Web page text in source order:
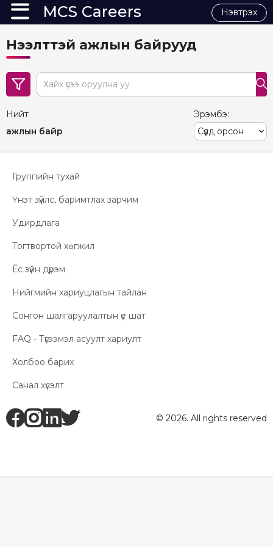
MCS Careers Нэвтрэх
Нээлттэй ажлын байрууд
search
Нийт
ажлын байр
Эрэмбэ:
Группийн тухай
Үнэт зүйлс, баримтлах зарчим
Удирдлага
Тогтвортой хөгжил
Ёс зүйн дүрэм
Нийгмийн хариуцлагын тайлан
Сонгон шалгаруулалтын үе шат
FAQ - Түгээмэл асуулт хариулт
Холбоо барих
Санал хүсэлт
fbig litw © 2026. All rights reserved